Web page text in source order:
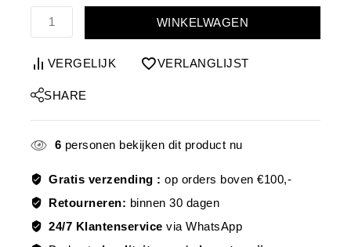
WINKELWAGEN
VERGELIJK VERLANGLIJST
SHARE
6 personen bekijken dit product nu
Gratis verzending :op orders boven €100,-
Retourneren: binnen 30 dagen
24/7 Klantenservice via WhatsApp